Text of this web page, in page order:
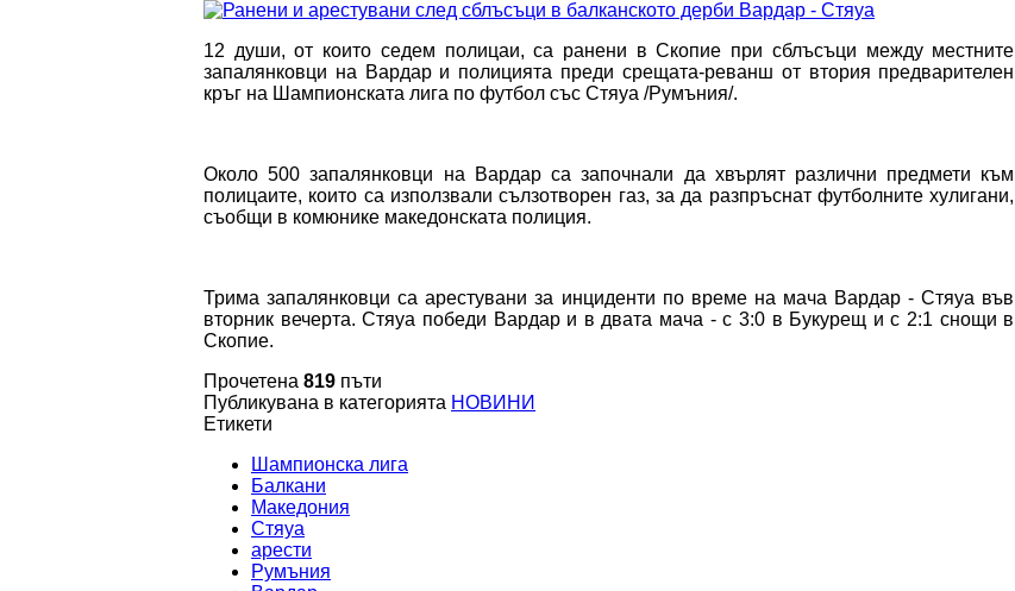
12 души, от които седем полицаи, са ранени в Скопие при сблъсъци между местните
запалянковци на Вардар и полицията преди срещата-реванш от втория предварителен
кръг на Шампионската лига по футбол със Стяуа /Румъния/.
Около 500 запалянковци на Вардар са започнали да хвърлят различни предмети към
полицаите, които са използвали сълзотворен газ, за да разпръснат футболните хулигани,
съобщи в комюнике македонската полиция.
Трима запалянковци са арестувани за инциденти по време на мача Вардар - Стяуа във
вторник вечерта. Стяуа победи Вардар и в двата мача - с 3:0 в Букурещ и с 2:1 снощи в
Скопие.
Прочетена 819 пъти
Публикувана в категорията НОВИНИ
Етикети
Шампионска лига
Балкани
Македония
Стяуа
арести
Румъния